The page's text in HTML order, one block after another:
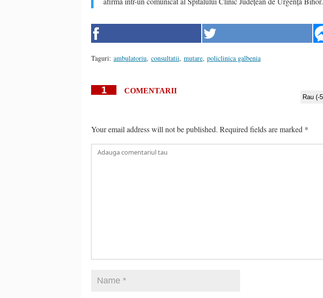
Taguri: ambulatoriu, consultatii, mutare, policlinica galbenia
1 COMENTARII
Your email address will not be published. Required fields are marked *